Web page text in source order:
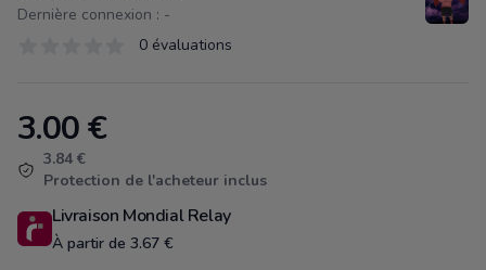
Dernière connexion : -
0 évaluations
Product information
3.00€
3.84 €
Protection de l'acheteur inclus
Livraison Mondial Relay
À partir de 3.67 €